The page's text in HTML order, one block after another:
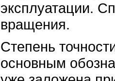
эксплуатации.
вращения.
Степень
основным